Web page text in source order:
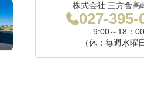
株式会社 三方舎高
027-395-
9:00～18：00
（休：毎週水曜